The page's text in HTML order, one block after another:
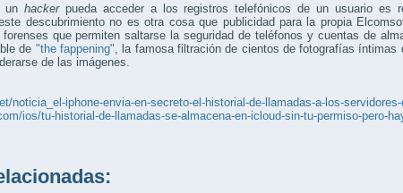
un hackerpueda acceder a los registros telefónicos de un usuario es
descubrimiento no es otra cosa que publicidad para la propia
que permiten saltarse la seguridad de teléfonos y cuentas de
de "the fappening" , la famosa filtración de cientos de fotografías
de las imágenes.
noticia_el-iphone-envia-en-secreto-el-historial-de-llamadas-a-los-
ios/tu-historial-de-llamadas-se-almacena-en-icloud-sin-tu-permiso-pero-